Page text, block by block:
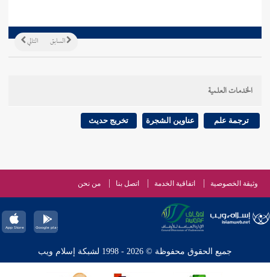
التالي السابق
الخدمات العلمية
ترجمة علم عناوين الشجرة تخريج حديث
وثيقة الخصوصية اتفاقية الخدمة اتصل بنا من نحن
جميع الحقوق محفوظة © 2026 - 1998 لشبكة إسلام ويب